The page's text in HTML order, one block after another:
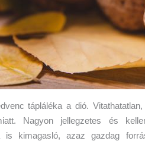
tápláléka a dió.
Nagyon jellegzetes és
is kimagasló, azaz gazdag